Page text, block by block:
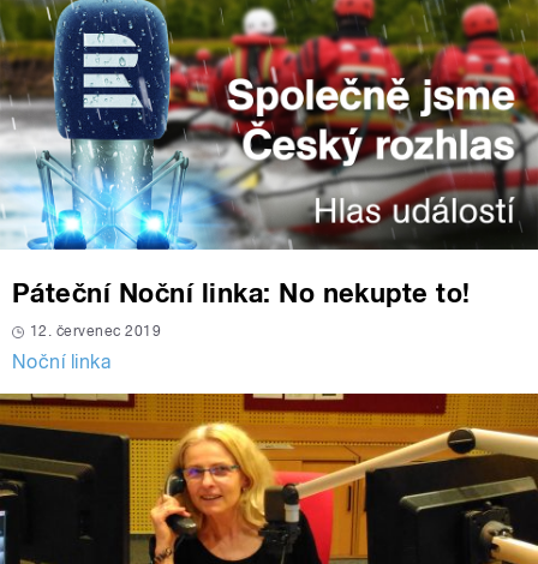
Páteční Noční linka: No nekupte to!
12. červenec 2019
Noční linka